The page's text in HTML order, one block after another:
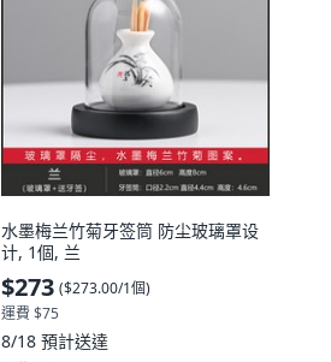
水墨梅兰竹菊牙签筒 防尘玻璃罩设
计, 1個, 兰
$273 ($273.00/1個)
運費 $75
8/18 預計送達